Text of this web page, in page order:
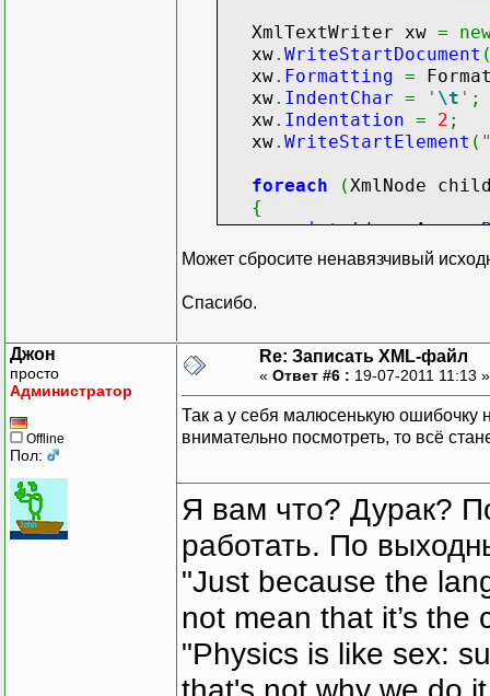
XmlTextWriter xw =
xw. WriteStartDocument
xw. Formatting =
xw. IndentChar = ' \t ' ;
xw. Indentation = 2 ;
xw. WriteStartElement (
foreach ( XmlNode
{
intidx=Array.
xw.
}
{
xw.
xw.WriteString(
xw
xw.
xw .
xw
.
xw.WriteString(
xw. WriteString(
xw
}
Может сбросите ненавязчивый
Спасибо.
Джон
просто
Администратор
Offline
Пол:
Re: Записать XML-файл
« Ответ #6 : 19-07-2011 11:13
Так а у себя малюсенькую ошибочку
внимательно посмотреть, то всё
Я вам что? Дурак?
работать. По
"Just because the
not mean that it’s the
"Physics is like sex: